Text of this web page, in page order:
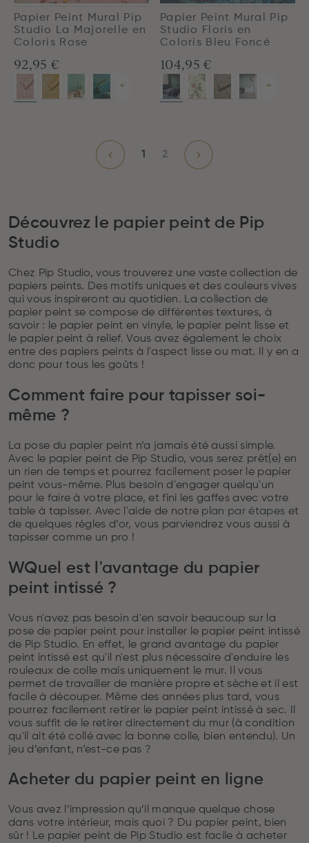
Papier Peint Mural Pip
Studio La Majorelle en
Coloris Rose
92,95 €
+
Papier Peint Mural Pip
Studio Floris en
Coloris Bleu Foncé
104,95 €
+
1 2
Découvrez le papier peint de Pip
Studio
Chez Pip Studio, vous trouverez une vaste collection de
papiers peints. Des motifs uniques et des couleurs vives
qui vous inspireront au quotidien. La collection de
papier peint se compose de différentes textures, à
savoir : le papier peint en vinyle, le papier peint lisse et
le papier peint à relief. Vous avez également le choix
entre des papiers peints à l'aspect lisse ou mat. Il y en a
donc pour tous les goûts !
Comment faire pour tapisser soi-
même ?
La pose du papier peint n’a jamais été aussi simple.
Avec le papier peint de Pip Studio, vous serez prêt(e) en
un rien de temps et pourrez facilement poser le papier
peint vous-même. Plus besoin d'engager quelqu'un
pour le faire à votre place, et fini les gaffes avec votre
table à tapisser. Avec l'aide de notre plan par étapes et
de quelques règles d’or, vous parviendrez vous aussi à
tapisser comme un pro !
WQuel est l'avantage du papier
peint intissé ?
Vous n'avez pas besoin d'en savoir beaucoup sur la
pose de papier peint pour installer le papier peint intissé
de Pip Studio. En effet, le grand avantage du papier
peint intissé est qu'il n'est plus nécessaire d'enduire les
rouleaux de colle mais uniquement le mur. Il vous
permet de travailler de manière propre et sèche et il est
facile à découper. Même des années plus tard, vous
pourrez facilement retirer le papier peint intissé à sec. Il
vous suffit de le retirer directement du mur (à condition
qu'il ait été collé avec la bonne colle, bien entendu). Un
jeu d’enfant, n’est-ce pas ?
Acheter du papier peint en ligne
Vous avez l’impression qu’il manque quelque chose
dans votre intérieur, mais quoi ? Du papier peint, bien
sûr ! Le papier peint de Pip Studio est facile à acheter